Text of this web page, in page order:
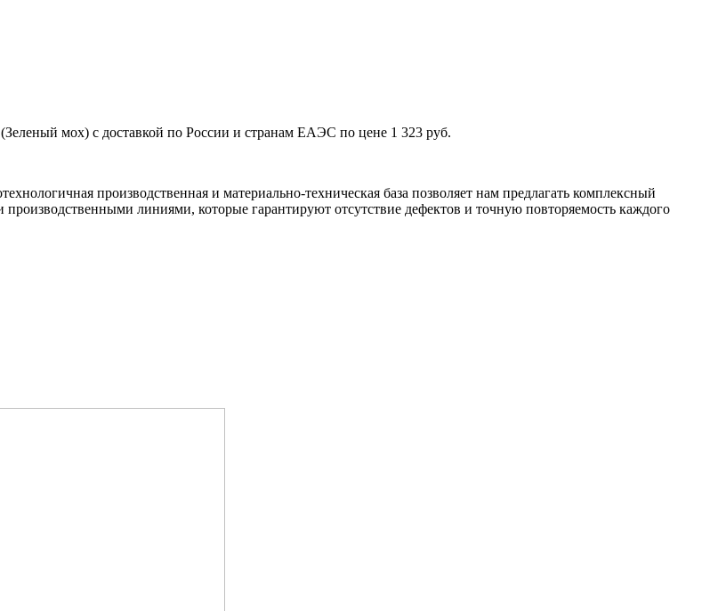
мох) с доставкой по России и странам ЕАЭС по цене 1 323 руб.
производственная и материально-техническая база позволяет нам предлагать комплексный
линиями, которые гарантируют отсутствие дефектов и точную повторяемость каждого